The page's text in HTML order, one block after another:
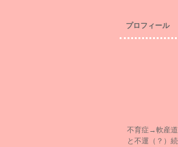
プロフィール
不育症→軟産
と不運（？）